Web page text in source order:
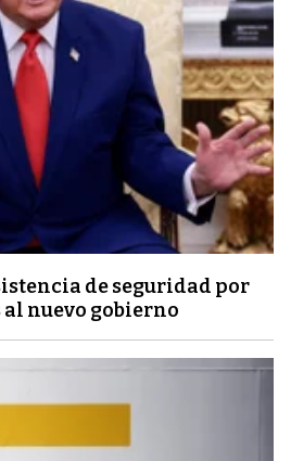
de seguridad por
nuevo gobierno